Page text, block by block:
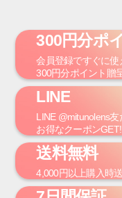
300円分ポ
会員登録ですぐに使
300円分ポイント贈
LINE
LINE @mitunolens友
お得なクーポンGET!
送料無料
4,000円 以上購入時